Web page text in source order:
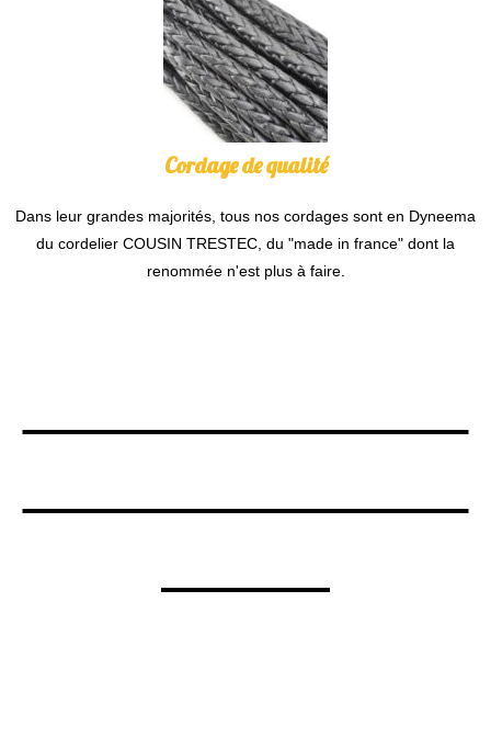
Cordage de qualité
Dans leur grandes majorités, tous nos cordages sont en Dyneema
du cordelier COUSIN TRESTEC, du "made in france" dont la
renommée n'est plus à faire.